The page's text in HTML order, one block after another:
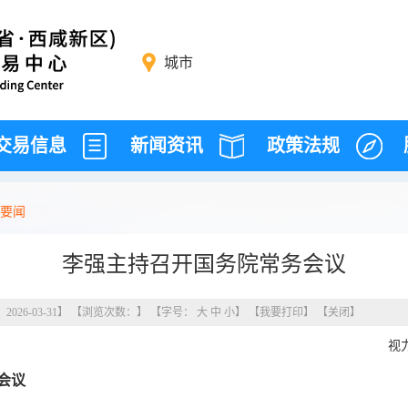
城市
易信息 新闻资讯 政策法规
闻
李强主持召开国务院常务会议
03-31】 【浏览次数： 】 【字号： 大 中 小】 【我要打印】 【关闭 】
视
议